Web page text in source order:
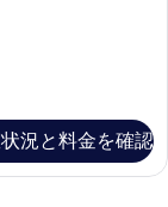
況と料金を確認